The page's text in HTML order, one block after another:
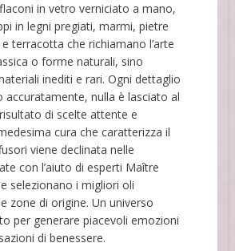
in vetro verniciato a mano,
in legni pregiati, marmi, pietre
terracotta che richiamano l’arte
o forme naturali, sino
inediti e rari. Ogni dettaglio
accuratamente, nulla è lasciato al
di scelte attente e
cura che caratterizza il
viene declinata nelle
con l’aiuto di esperti Maître
selezionano i migliori oli
zone di origine. Un universo
per generare piacevoli emozioni
di benessere.